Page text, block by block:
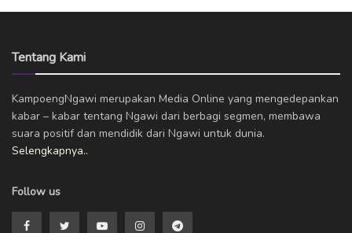
Tentang Kami
KampoengNgawi merupakan Media Online yang mengedepankan
kabar – kabar tentang Ngawi dari berbagi segmen, membawa
suara positif dan mendidik dari Ngawi untuk dunia.
Selengkapnya..
Follow us